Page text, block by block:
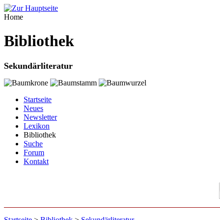
Home
Bibliothek
Sekundärliteratur
Startseite
Neues
Newsletter
Lexikon
Bibliothek
Suche
Forum
Kontakt